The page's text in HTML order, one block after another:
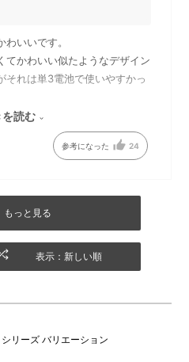
いいです。
てかわいい似たようなデザイン
それは単3電池で使いやすかっ
思い買いましたがボタン電池
不便に感じます。
いい時計をまた発売して欲しい
読む
参考になった 24
もっと見る
表示：新しい順
シリーズ バリエーション